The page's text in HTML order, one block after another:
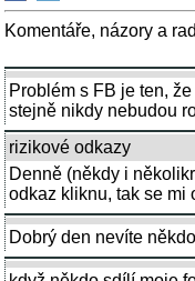
Komentáře, názory a
Problém s FB je ten,
stejně nikdy nebudou
rizikové odkazy
Denně (někdy i
odkaz kliknu, tak se mi
Dobrý den nevíte